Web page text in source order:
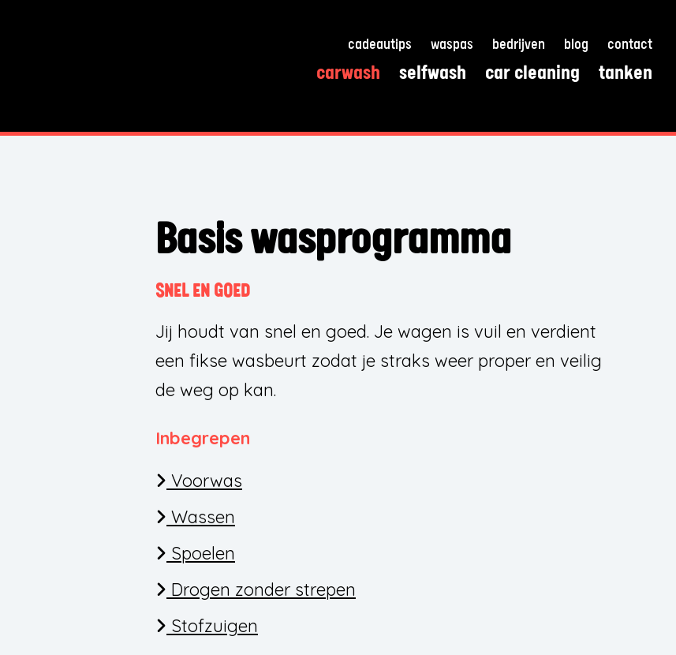
cadeautips waspas bedrijven blog contact
carwash selfwash car cleaning tanken
Basis wasprogramma
SNEL EN GOED
Jij houdt van snel en goed. Je wagen is vuil en verdient
een fikse wasbeurt zodat je straks weer proper en veilig
de weg op kan.
Inbegrepen
Voorwas
Wassen
Spoelen
Drogen zonder strepen
Stofzuigen